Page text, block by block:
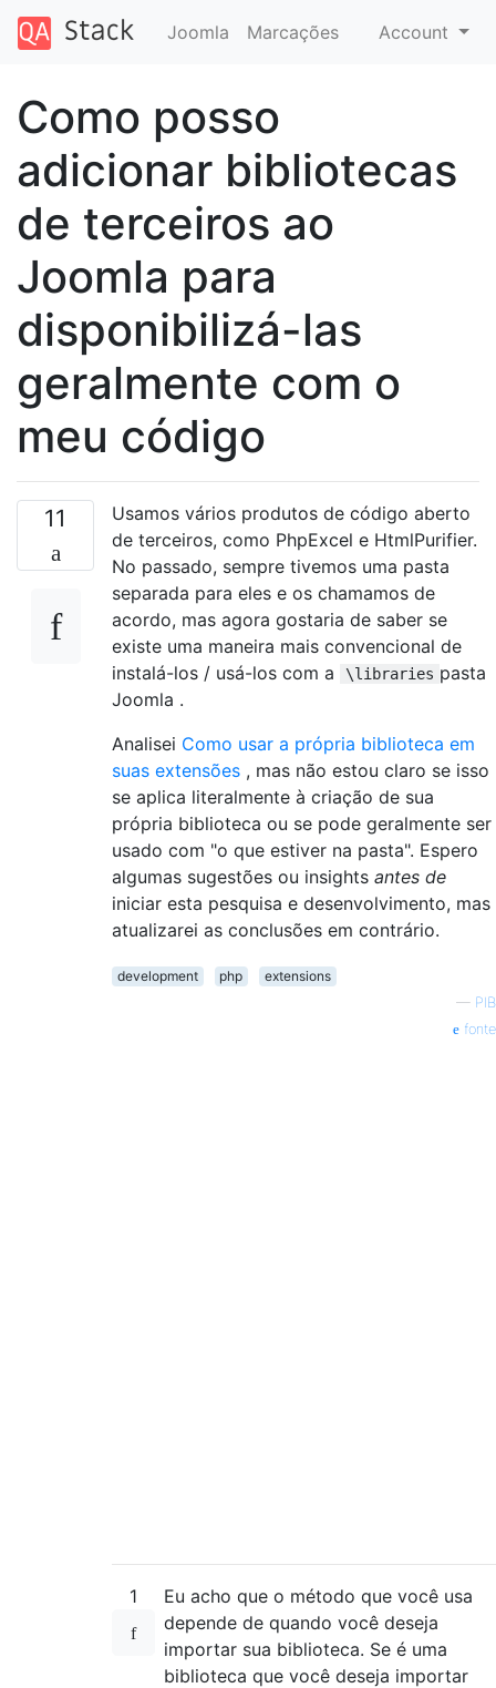
Joomla Marcações Account
Como posso
adicionar bibliotecas
de terceiros ao
Joomla para
disponibilizá-las
geralmente com o
meu código
11
Usamos vários produtos de código aberto
de terceiros, como PhpExcel e HtmlPurifier.
No passado, sempre tivemos uma pasta
separada para eles e os chamamos de
acordo, mas agora gostaria de saber se
existe uma maneira mais convencional de
instalá-los / usá-los com a
\libraries pasta
Joomla .
Analisei Como usar a própria biblioteca em
suas extensões , mas não estou claro se isso
se aplica literalmente à criação de sua
própria biblioteca ou se pode geralmente ser
usado com "o que estiver na pasta". Espero
algumas sugestões ou insights antes de
iniciar esta pesquisa e desenvolvimento, mas
atualizarei as conclusões em contrário.
development php
extensions
— PIB
fonte
1
Eu acho que o método que você usa
depende de quando você deseja
importar sua biblioteca. Se é uma
biblioteca que você deseja importar